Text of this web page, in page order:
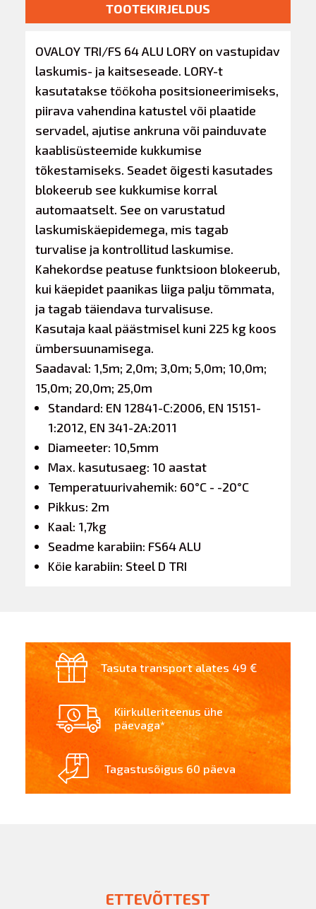
TOOTEKIRJELDUS
OVALOY TRI/FS 64 ALU LORY on vastupidav
laskumis- ja kaitseseade. LORY-t
kasutatakse töökoha positsioneerimiseks,
piirava vahendina katustel või plaatide
servadel, ajutise ankruna või painduvate
kaablisüsteemide kukkumise
tõkestamiseks. Seadet õigesti kasutades
blokeerub see kukkumise korral
automaatselt. See on varustatud
laskumiskäepidemega, mis tagab
turvalise ja kontrollitud laskumise.
Kahekordse peatuse funktsioon blokeerub,
kui käepidet paanikas liiga palju tõmmata,
ja tagab täiendava turvalisuse.
Kasutaja kaal päästmisel kuni 225 kg koos
ümbersuunamisega.
Saadaval: 1,5m; 2,0m; 3,0m; 5,0m; 10,0m;
15,0m; 20,0m; 25,0m
Standard: EN 12841-C:2006, EN 15151-
1:2012, EN 341-2A:2011
Diameeter: 10,5mm
Max. kasutusaeg: 10 aastat
Temperatuurivahemik: 60°C - -20°C
Pikkus: 2m
Kaal: 1,7kg
Seadme karabiin: FS64 ALU
Köie karabiin: Steel D TRI
Tasuta transport alates 49 €
Kiirkulleriteenus ühe
päevaga*
Tagastusõigus 60 päeva
ETTEVÕTTEST